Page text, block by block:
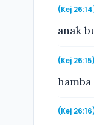
(Kej
anak
(Kej 26:15)
(Kej